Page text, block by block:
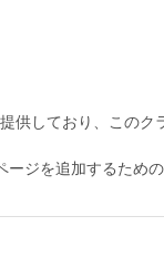
供しており、このク
ジを追加するため